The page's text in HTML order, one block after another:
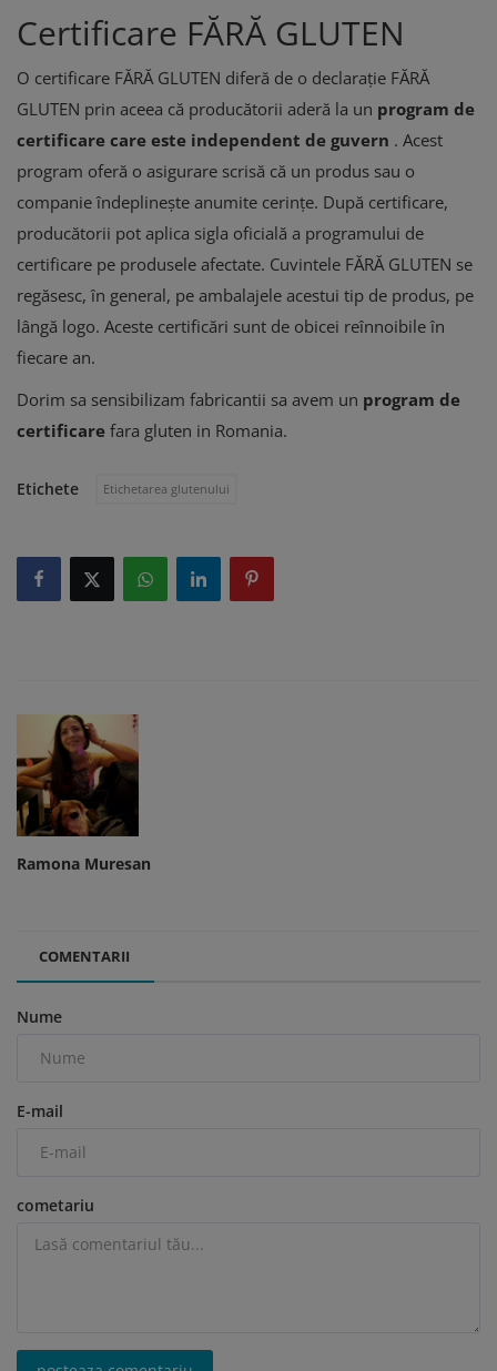
Certificare FĂRĂ GLUTEN
O certificare FĂRĂ GLUTEN diferă de o declarație FĂRĂ
GLUTEN prin aceea că producătorii aderă la un program de
certificare care este independent de guvern . Acest
program oferă o asigurare scrisă că un produs sau o
companie îndeplinește anumite cerințe. După certificare,
producătorii pot aplica sigla oficială a programului de
certificare pe produsele afectate. Cuvintele FĂRĂ GLUTEN se
regăsesc, în general, pe ambalajele acestui tip de produs, pe
lângă logo. Aceste certificări sunt de obicei reînnoibile în
fiecare an.
Dorim sa sensibilizam fabricantii sa avem un program de
certificare fara gluten in Romania.
Etichete Etichetarea glutenului
Ramona Muresan
COMENTARII
Nume
E-mail
cometariu